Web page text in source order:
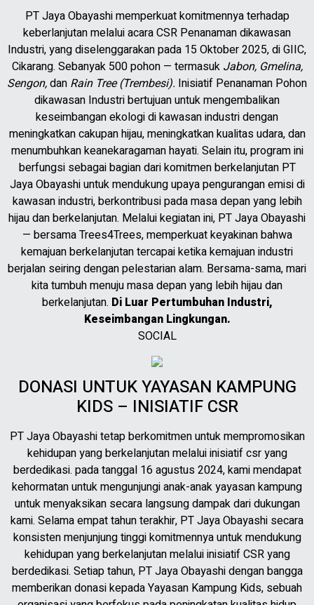
PT Jaya Obayashi memperkuat komitmennya terhadap
keberlanjutan melalui acara CSR Penanaman dikawasan
Industri, yang diselenggarakan pada 15 Oktober 2025, di GIIC,
Cikarang. Sebanyak 500 pohon — termasuk Jabon, Gmelina,
Sengon,dan Rain Tree (Trembesi). Inisiatif Penanaman Pohon
dikawasan Industri bertujuan untuk mengembalikan
keseimbangan ekologi di kawasan industri dengan
meningkatkan cakupan hijau, meningkatkan kualitas udara, dan
menumbuhkan keanekaragaman hayati. Selain itu, program ini
berfungsi sebagai bagian dari komitmen berkelanjutan PT
Jaya Obayashi untuk mendukung upaya pengurangan emisi di
kawasan industri, berkontribusi pada masa depan yang lebih
hijau dan berkelanjutan. Melalui kegiatan ini, PT Jaya Obayashi
— bersama Trees4Trees, memperkuat keyakinan bahwa
kemajuan berkelanjutan tercapai ketika kemajuan industri
berjalan seiring dengan pelestarian alam. Bersama-sama, mari
kita tumbuh menuju masa depan yang lebih hijau dan
berkelanjutan. Di Luar Pertumbuhan Industri,
Keseimbangan Lingkungan.
SOCIAL
DONASI UNTUK YAYASAN KAMPUNG
KIDS – INISIATIF CSR
PT Jaya Obayashi tetap berkomitmen untuk mempromosikan
kehidupan yang berkelanjutan melalui inisiatif csr yang
berdedikasi. pada tanggal 16 agustus 2024, kami mendapat
kehormatan untuk mengunjungi anak-anak yayasan kampung
untuk menyaksikan secara langsung dampak dari dukungan
kami. Selama empat tahun terakhir, PT Jaya Obayashi secara
konsisten menjunjung tinggi komitmennya untuk mendukung
kehidupan yang berkelanjutan melalui inisiatif CSR yang
berdedikasi. Setiap tahun, PT Jaya Obayashi dengan bangga
memberikan donasi kepada Yayasan Kampung Kids, sebuah